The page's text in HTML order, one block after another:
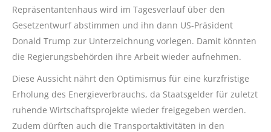
Repräsentantenhaus wird im Tagesverlauf über den
Gesetzentwurf abstimmen und ihn dann US-Präsident
Donald Trump zur Unterzeichnung vorlegen. Damit könnten
die Regierungsbehörden ihre Arbeit wieder aufnehmen.
Diese Aussicht nährt den Optimismus für eine kurzfristige
Erholung des Energieverbrauchs, da Staatsgelder für zuletzt
ruhende Wirtschaftsprojekte wieder freigegeben werden.
Zudem dürften auch die Transportaktivitäten in den